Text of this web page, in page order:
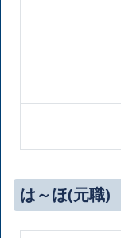
は～ほ(元職)